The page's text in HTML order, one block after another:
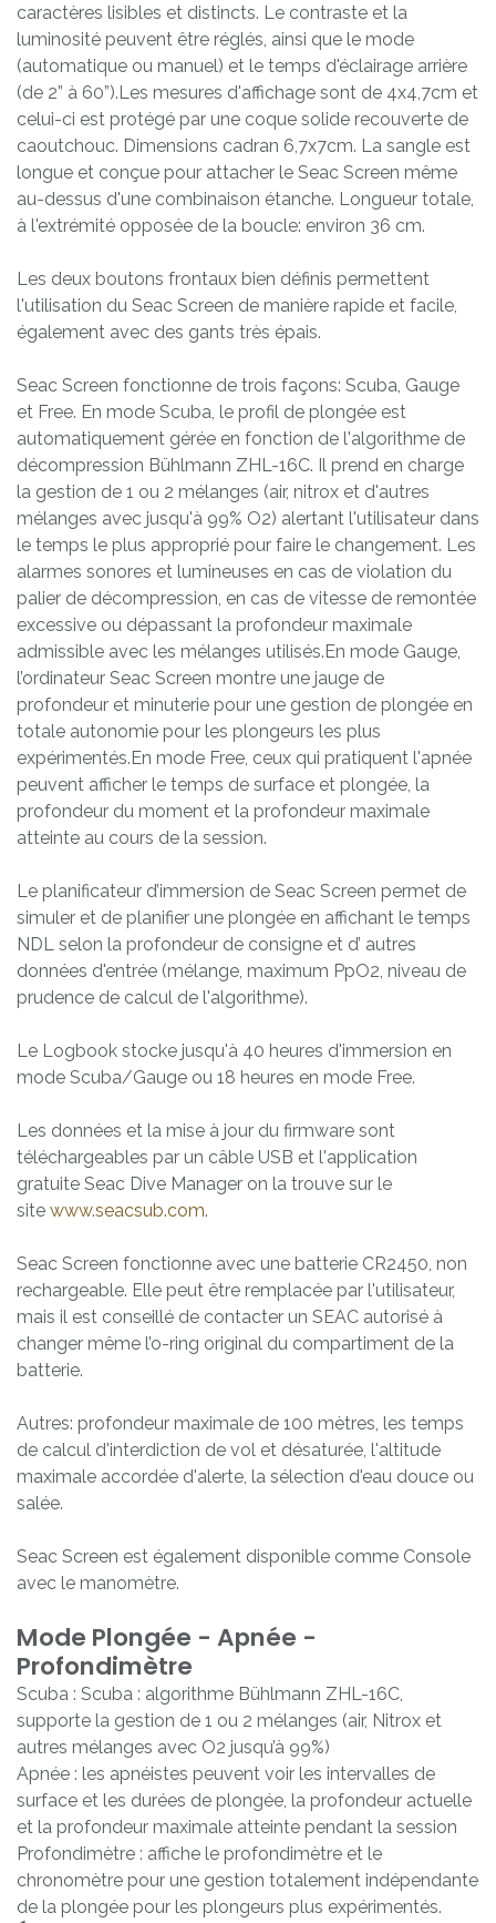
caractères lisibles et distincts. Le contraste et la
luminosité peuvent être réglés, ainsi que le mode
(automatique ou manuel) et le temps d'éclairage arrière
(de 2” à 60”).Les mesures d'affichage sont de 4x4,7cm et
celui-ci est protégé par une coque solide recouverte de
caoutchouc. Dimensions cadran 6,7x7cm. La sangle est
longue et conçue pour attacher le Seac Screen même
au-dessus d'une combinaison étanche. Longueur totale,
à l'extrémité opposée de la boucle: environ 36 cm.
Les deux boutons frontaux bien définis permettent
l'utilisation du Seac Screen de manière rapide et facile,
également avec des gants très épais.
Seac Screen fonctionne de trois façons: Scuba, Gauge
et Free. En mode Scuba, le profil de plongée est
automatiquement gérée en fonction de l'algorithme de
décompression Bühlmann ZHL-16C. Il prend en charge
la gestion de 1 ou 2 mélanges (air, nitrox et d'autres
mélanges avec jusqu'à 99% O2) alertant l'utilisateur dans
le temps le plus approprié pour faire le changement. Les
alarmes sonores et lumineuses en cas de violation du
palier de décompression, en cas de vitesse de remontée
excessive ou dépassant la profondeur maximale
admissible avec les mélanges utilisés.En mode Gauge,
l’ordinateur Seac Screen montre une jauge de
profondeur et minuterie pour une gestion de plongée en
totale autonomie pour les plongeurs les plus
expérimentés.En mode Free, ceux qui pratiquent l'apnée
peuvent afficher le temps de surface et plongée, la
profondeur du moment et la profondeur maximale
atteinte au cours de la session.
Le planificateur d’immersion de Seac Screen permet de
simuler et de planifier une plongée en affichant le temps
NDL selon la profondeur de consigne et d’ autres
données d'entrée (mélange, maximum PpO2, niveau de
prudence de calcul de l'algorithme).
Le Logbook stocke jusqu'à 40 heures d'immersion en
mode Scuba/Gauge ou 18 heures en mode Free.
Les données et la mise à jour du firmware sont
téléchargeables par un câble USB et l'application
gratuite Seac Dive Manager on la trouve sur le
site www.seacsub.com.
Seac Screen fonctionne avec une batterie CR2450, non
rechargeable. Elle peut être remplacée par l'utilisateur,
mais il est conseillé de contacter un SEAC autorisé à
changer même l’o-ring original du compartiment de la
batterie.
Autres: profondeur maximale de 100 mètres, les temps
de calcul d'interdiction de vol et désaturée, l'altitude
maximale accordée d'alerte, la sélection d'eau douce ou
salée.
Seac Screen est également disponible comme Console
avec le manomètre.
Mode Plongée - Apnée -
Profondimètre
Scuba : Scuba : algorithme Bühlmann ZHL-16C,
supporte la gestion de 1 ou 2 mélanges (air, Nitrox et
autres mélanges avec O2 jusqu’à 99%)
Apnée : les apnéistes peuvent voir les intervalles de
surface et les durées de plongée, la profondeur actuelle
et la profondeur maximale atteinte pendant la session
Profondimètre : affiche le profondimètre et le
chronomètre pour une gestion totalement indépendante
de la plongée pour les plongeurs plus expérimentés.